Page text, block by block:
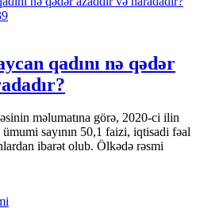
qadını nə qədər
məlumatına görə, 2020-ci ilin
sayının 50,1 faizi, iqtisadi fəal
ibarət olub. Ölkədə rəsmi